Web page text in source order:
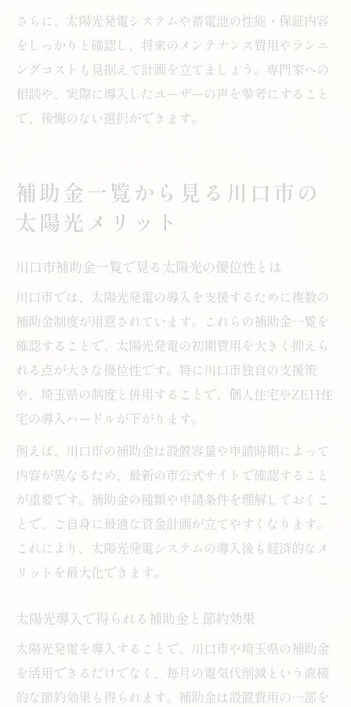
さらに、太陽光発電システムや蓄電池の性能・保証内容
をしっかりと確認し、将来のメンテナンス費用やランニ
ングコストも見据えて計画を立てましょう。専門家への
相談や、実際に導入したユーザーの声を参考にすること
で、後悔のない選択ができます。
補助金一覧から見る川口市の
太陽光メリット
川口市補助金一覧で見る太陽光の優位性とは
川口市では、太陽光発電の導入を支援するために複数の
補助金制度が用意されています。これらの補助金一覧を
確認することで、太陽光発電の初期費用を大きく抑えら
れる点が大きな優位性です。特に川口市独自の支援策
や、埼玉県の制度と併用することで、個人住宅やZEH住
宅の導入ハードルが下がります。
例えば、川口市の補助金は設置容量や申請時期によって
内容が異なるため、最新の市公式サイトで確認すること
が重要です。補助金の種類や申請条件を理解しておくこ
とで、ご自身に最適な資金計画が立てやすくなります。
これにより、太陽光発電システムの導入後も経済的なメ
リットを最大化できます。
太陽光導入で得られる補助金と節約効果
太陽光発電を導入することで、川口市や埼玉県の補助金
を活用できるだけでなく、毎月の電気代削減という直接
的な節約効果も得られます。補助金は設置費用の一部を